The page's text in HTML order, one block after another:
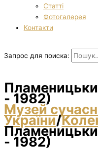
Статті
Фотогалерея
Контакти
Запрос для поиска:
- 1982)
Музей
України/
- 1982)